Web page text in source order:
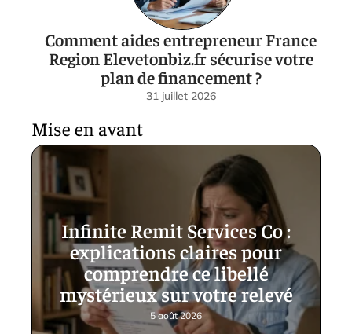
Comment aides entrepreneur France
Region Elevetonbiz.fr sécurise votre
plan de financement ?
31 juillet 2026
Mise en avant
Infinite Remit Services Co :
explications claires pour
comprendre ce libellé
mystérieux sur votre relevé
5 août 2026